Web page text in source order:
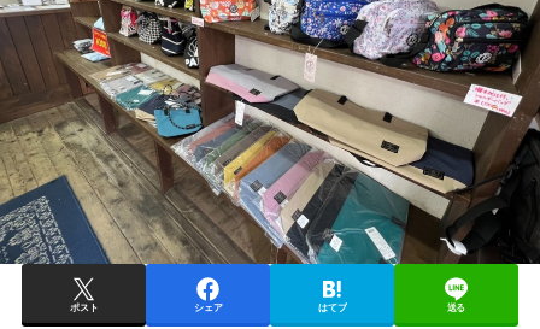
ポスト シェア はてブ 送る